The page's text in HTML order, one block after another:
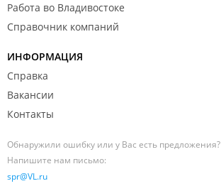
Работа во Владивостоке
Справочник компаний
ИНФОРМАЦИЯ
Справка
Вакансии
Контакты
Обнаружили ошибку или у Вас есть предложения?
Напишите нам письмо:
spr@VL.ru